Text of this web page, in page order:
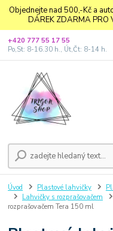
Objednejte nad 500,-Kč a
DÁREK ZDARMA
+420 777 55 17 55
Po,St: 8-16.30 h., Út,Čt: 8-14 h.
Úvod Plastové lahvičky
Lahvičky s rozprašovačem
rozprašovačem Tera 150 ml